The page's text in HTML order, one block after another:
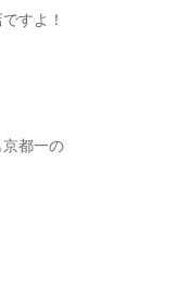
すよ！
都一の